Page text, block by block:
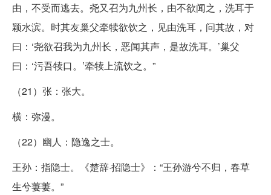
由，不受而逃去。尧又召为九州长，由不欲闻之，洗耳于
颖水滨。时其友巢父牵犊欲饮之，见由洗耳，问其故，对
曰：‘尧欲召我为九州长，恶闻其声，是故洗耳。’巢父
曰：‘污吾犊口。’牵犊上流饮之。”
（21）张：张大。
横：弥漫。
（22）幽人：隐逸之士。
王孙：指隐士。《楚辞·招隐士》：“王孙游兮不归，春草
生兮萋萋。”